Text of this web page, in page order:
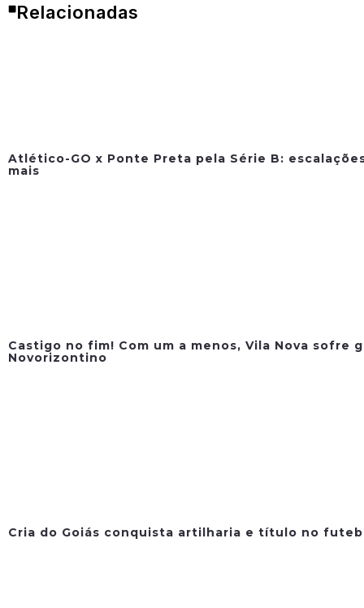
Relacionadas
Atlético-GO x Ponte Preta pela Série B:
mais
Castigo no fim! Com um a menos, Vila Nova sofre
Novorizontino
Cria do Goiás conquista artilharia e título no